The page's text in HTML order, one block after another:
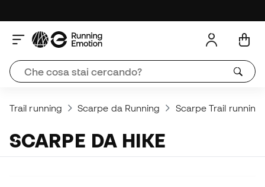
Trail running Scarpe da Running Scarpe Trail running
SCARPE DA HIKE